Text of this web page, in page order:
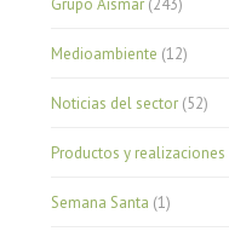
Grupo Aismar (243)
Medioambiente (12)
Noticias del sector (52)
Productos y realizaciones
Semana Santa (1)